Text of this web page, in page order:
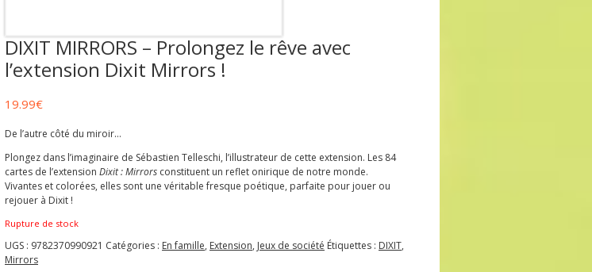
DIXIT MIRRORS – Prolongez le rêve avec
l’extension Dixit Mirrors !
19.99€
De l’autre côté du miroir…
Plongez dans l’imaginaire de Sébastien Telleschi, l’illustrateur de cette extension. Les 84
cartes de l’extension Dixit : Mirrors constituent un reflet onirique de notre monde.
Vivantes et colorées, elles sont une véritable fresque poétique, parfaite pour jouer ou
rejouer à Dixit !
Rupture de stock
UGS : 9782370990921 Catégories : En famille, Extension, Jeux de société Étiquettes : DIXIT,
Mirrors